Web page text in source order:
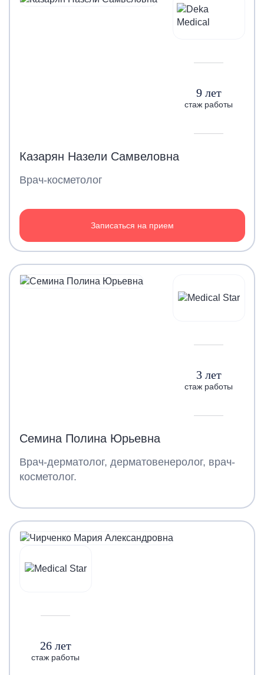
9 лет
стаж работы
Казарян Назели Самвеловна
Врач-косметолог
Записаться на прием
3 лет
стаж работы
Семина Полина Юрьевна
Врач-дерматолог, дерматовенеролог, врач-
косметолог.
26 лет
стаж работы